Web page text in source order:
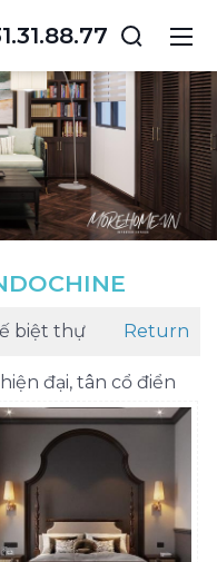
biệt thự Return
đại, tân cổ điển